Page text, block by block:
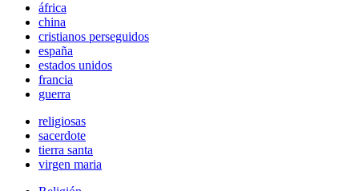
áfrica
china
cristianos perseguidos
españa
estados unidos
francia
guerra
religiosas
sacerdote
tierra santa
virgen maria